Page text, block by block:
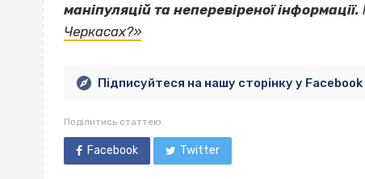
маніпуляцій та неперевіреної інформації.
Черкасах?»
Підписуйтеся на нашу сторінку у Facebook
Поділитись статтею
Facebook Twitter